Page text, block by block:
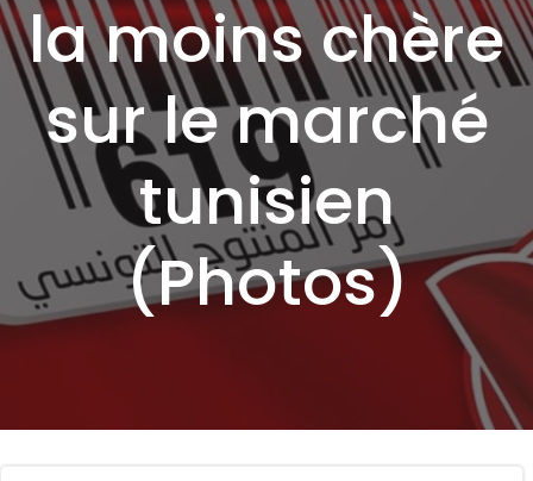
la moins chère
sur le marché
tunisien
(Photos)